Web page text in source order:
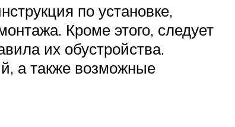
по установке,
Кроме этого, следует
их обустройства.
а также возможные